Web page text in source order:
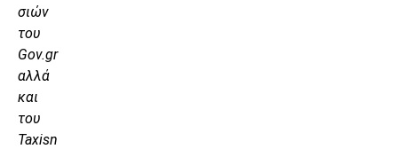
σιών
του
Gov.gr
αλλά
και
του
Taxisn